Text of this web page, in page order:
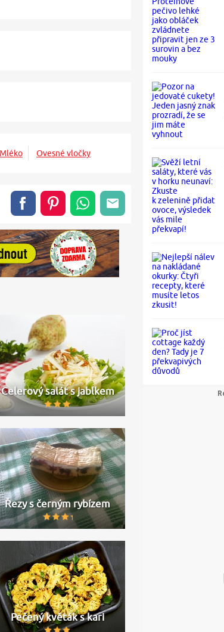
Mléko Ovesné vločky
Celerový salát s jablkem
Řezy s černým rybízem
Pečený květák s kari